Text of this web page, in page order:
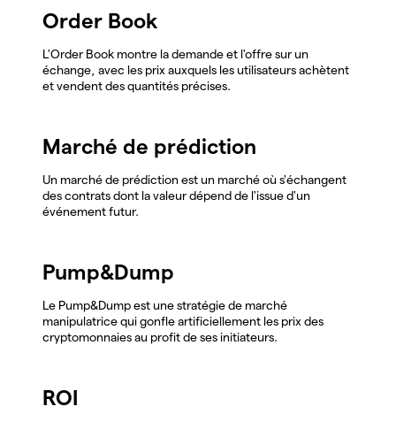
Order Book
L'Order Book montre la demande et l'offre sur un
échange, avec les prix auxquels les utilisateurs achètent
et vendent des quantités précises.
Marché de prédiction
Un marché de prédiction est un marché où s'échangent
des contrats dont la valeur dépend de l'issue d'un
événement futur.
Pump&Dump
Le Pump&Dump est une stratégie de marché
manipulatrice qui gonfle artificiellement les prix des
cryptomonnaies au profit de ses initiateurs.
ROI